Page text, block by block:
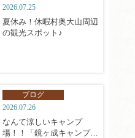
2026.07.25
夏休み！休暇村奥大山周辺
の観光スポット♪
ブログ
2026.07.26
なんて涼しいキャンプ
場！！「鏡ヶ成キャンプ